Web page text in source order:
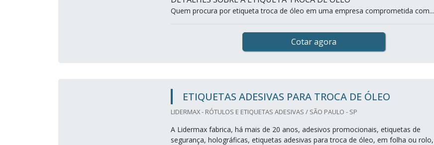
Quem procura por etiqueta troca de óleo em uma empresa comprometida com...
Cotar agora
ETIQUETAS ADESIVAS PARA TROCA DE ÓLEO
LIDERMAX - RÓTULOS E ETIQUETAS ADESIVAS / SÃO PAULO - SP
A Lidermax fabrica, há mais de 20 anos, adesivos promocionais, etiquetas de
segurança, holográficas, etiquetas adesivas para troca de óleo, em folha ou rolo,